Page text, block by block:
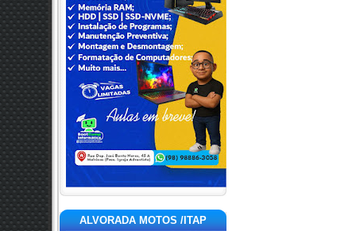
ALVORADA MOTOS /ITAP